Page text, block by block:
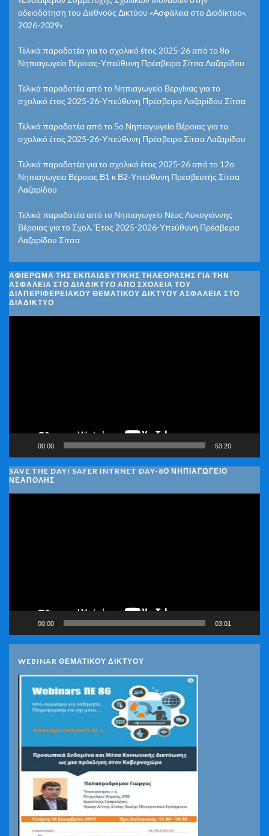
αδειοδότηση του Διεθνούς Δικτύου «Ασφάλεια στο Διαδίκτυο»,
2026-2029»
Τελικά παραδοτέα για το σχολικό έτος 2025-26 από το 8ο
Νηπιαγωγείο Βέροιας-Υπεύθυνη Πρέσβειρα Σίτσα Λαζαρίδου
Τελικά παραδοτέα από το Νηπιαγωγείο Βεργίνας για το
σχολικό έτος 2025-26-Υπεύθυνη Πρέσβειρα Λαζαρίδου Σίτσα
Τελικά παραδοτέα από το 5ο Νηπιαγωγείο Βέροιας για το
σχολικό έτος 2025-26-Υπεύθυνη Πρέσβειρα Σίτσα Λαζαρίδου
Τελικά παραδοτέα για το σχολικό έτος 2025-26 από το 12ο
Νηπιαγωγείο Βέροιας Β1 κ Β2-Υπεύθυνη Πρεσβευτής Σίτσα
Λαζαρίδου
Τελικά παραδοτέα από το Νηπιαγωγείο Νέας Λυκογιάννης
Βέροιας για το Σχολ. Έτος 2025-2026-Υπεύθυνη Πρέσβειρα
Λαζαρίδου Σίτσα
ΑΦΙΈΡΩΜΑ ΤΗΣ ΕΚΠΑΙΔΕΥΤΙΚΉΣ ΤΗΛΕΌΡΑΣΗΣ ΓΙΑ ΤΗΝ
ΑΣΦΆΛΕΙΑ ΣΤΟ ΔΙΑΔΊΚΤΥΟ ΑΠΌ ΣΧΟΛΕΊΑ ΤΟΥ
ΔΙΑΠΕΡΙΦΕΡΕΙΑΚΟΎ ΘΕΜΑΤΙΚΟΎ ΔΙΚΤΎΟΥ ΑΣΦΆΛΕΙΑ ΣΤΟ
ΔΙΑΔΊΚΤΥΟ
00:00 53:20
SAVE THE DAY! SAFER INTRNET DAY-8Ο ΝΗΠΙΑΓΩΓΕΙΟ
ΝΕΑΠΟΛΗΣ
00:00 03:01
WEBINAR ΘΕΜΑΤΙΚΟΥ ΔΙΚΤΥΟΥ